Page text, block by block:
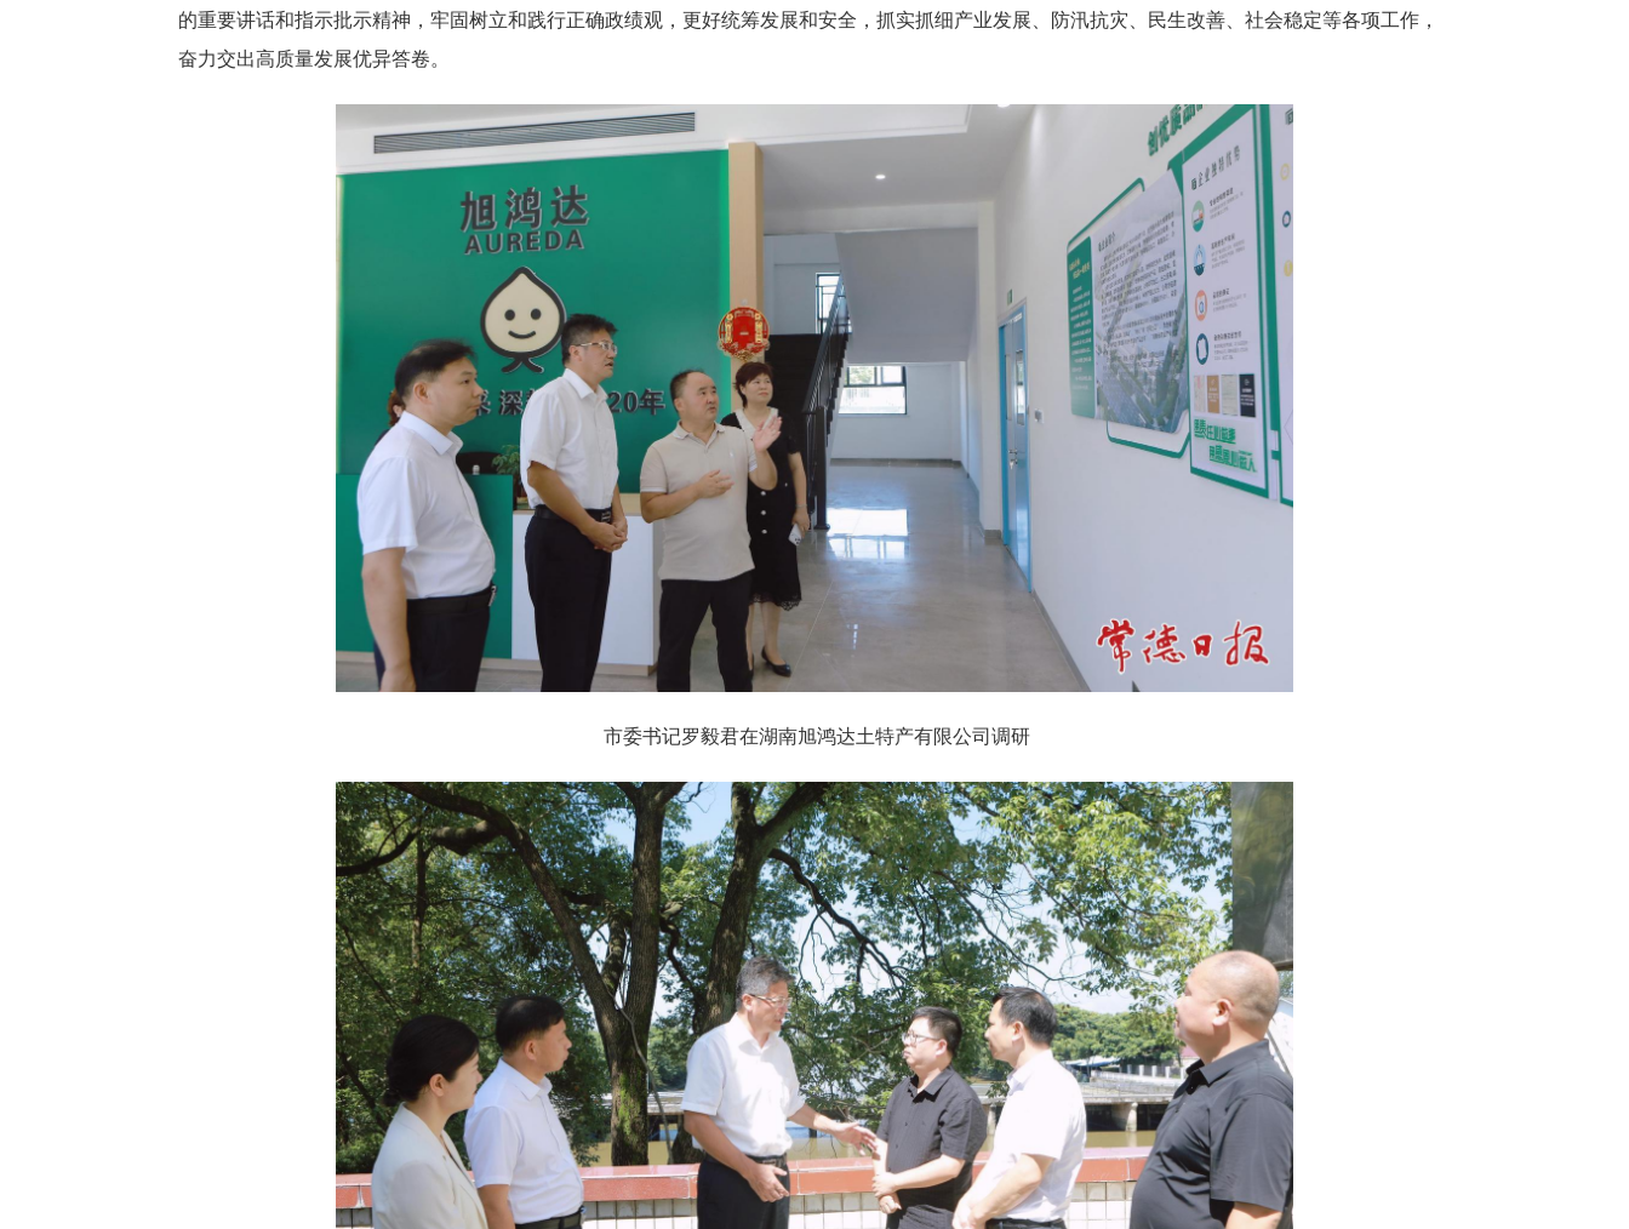
的重要讲话和指示批示精神，牢固树立和践行正确政绩观，更好统筹发展和安全，抓实抓细产业发展、防汛抗灾、民生改善、社会稳定等各项工作，
奋力交出高质量发展优异答卷。
市委书记罗毅君在湖南旭鸿达土特产有限公司调研